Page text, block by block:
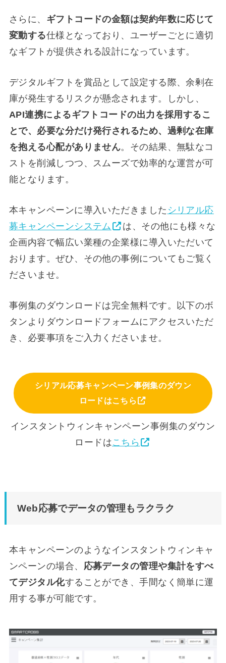
さらに、 ギフトコードの金額は契約年数に応じて
変動する仕様となっており、ユーザーごとに適切
なギフトが提供される設計になっています。
デジタルギフトを賞品として設定する際、余剰在
庫が発生するリスクが懸念されます。しかし、
API連携によるギフトコードの出力を採用するこ
とで、必要な分だけ発行されるため、過剰な在庫
を抱える心配がありません。その結果、無駄なコ
ストを削減しつつ、スムーズで効率的な運営が可
能となります。
本キャンペーンに導入いただきました シリアル応
募キャンペーンシステム
は、その他にも様々な
企画内容で幅広い業種の企業様に導入いただいて
おります。ぜひ、その他の事例についてもご覧く
ださいませ。
事例集のダウンロードは完全無料です。以下のボ
タンよりダウンロードフォームにアクセスいただ
き、必要事項をご入力くださいませ。
シリアル応募キャンペーン事例集のダウン
ロードはこちら
インスタントウィンキャンペーン事例集のダウン
ロードはこちら
Web応募でデータの管理もラクラク
本キャンペーンのようなインスタントウィンキャ
ンペーンの場合、 応募データの管理や集計をすべ
てデジタル化することができ、手間なく簡単に運
用する事が可能です。